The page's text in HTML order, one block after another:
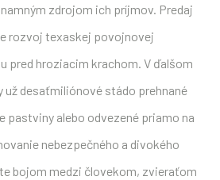
zdrojom ich príjmov. Predaj
rozvoj texaskej povojnovej
pred hroziacim krachom. V ďalšom
desaťmiliónové stádo prehnané
pastviny alebo odvezené priamo na
nebezpečného a divokého
bojom medzi človekom, zvieraťom